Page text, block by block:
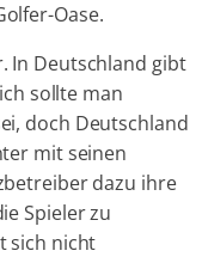
Oase.
In Deutschland gibt
sollte man
doch Deutschland
mit seinen
dazu ihre
Spieler zu
sich nicht